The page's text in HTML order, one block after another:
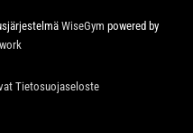
WiseGym powered by
Tietosuojaseloste